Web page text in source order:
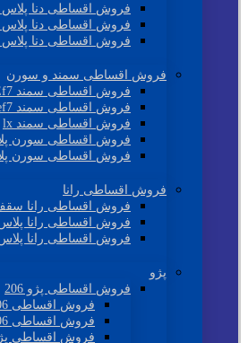
فروش اقساطی دنا پلاس 6 سرعته توربو
فروش اقساطی دنا پلاس 6 سرعته دستی بدون سانروف
فروش اقساطی دنا پلاس
فروش اقساطی سمند و سورن
فروش اقساطی سمند Ef7 دوگانه
فروش اقساطی سمند ef7
فروش اقساطی سمند lx
فروش اقساطی سورن
فروش اقساطی سورن
فروش اقساطی رانا
فروش اقساطی رانا
فروش اقساطی رانا پلاس
فروش اقساطی رانا
پژو
فروش اقساطی پژو 206
فروش اقساطی 206 تیپ 2
فروش اقساطی 206 تیپ 5
فروش اقساطی پژو 206